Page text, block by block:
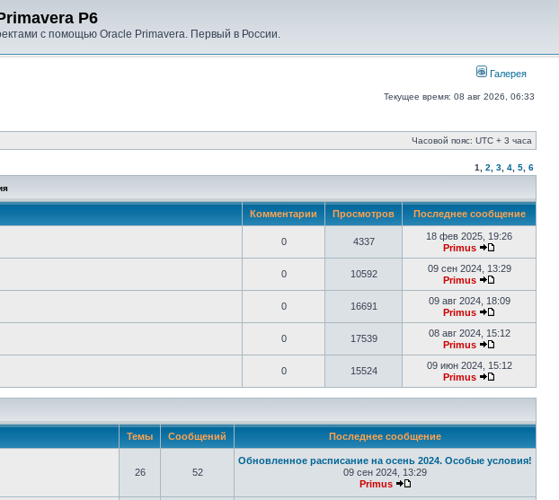
P6
с помощью Oracle Primavera. Первый в России.
Галерея
Текущее время: 08 авг 2026, 06:33
Часовой пояс: UTC + 3 часа
1 2 3 4 5 6
Комментарии Просмотров Последнее сообщение
0 4337
18 фев 2025, 19:26
Primus
0 10592
09 сен 2024, 13:29
Primus
0 16691
09 авг 2024, 18:09
Primus
0 17539
08 авг 2024, 15:12
Primus
0 15524
09 июн 2024, 15:12
Primus
Темы Сообщений Последнее сообщение
26 52
Обновленное расписание на осень 2024. Особые условия!
09 сен 2024, 13:29
Primus